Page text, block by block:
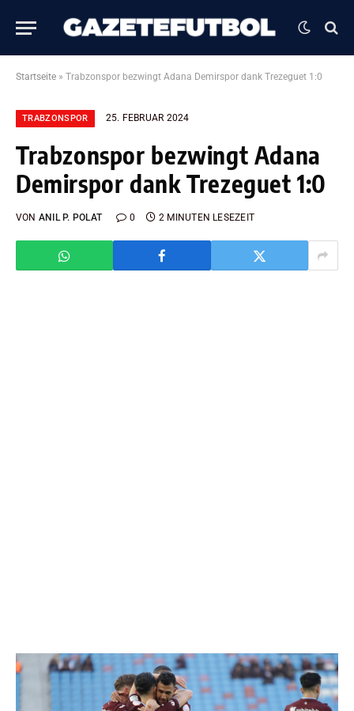
Startseite » Trabzonspor bezwingt Adana Demirspor dank Trezeguet 1:0
TRABZONSPOR 25. FEBRUAR 2024
Trabzonspor bezwingt Adana
Demirspor dank Trezeguet 1:0
VON ANIL P. POLAT 0 2 MINUTEN LESEZEIT